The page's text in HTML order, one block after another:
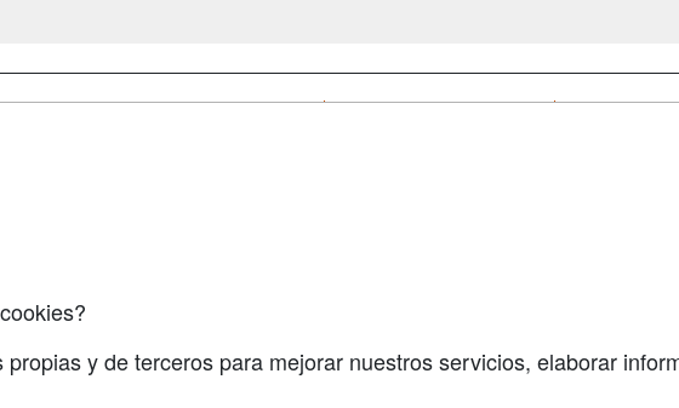
propias y de terceros para mejorar nuestros servicios, elaborar